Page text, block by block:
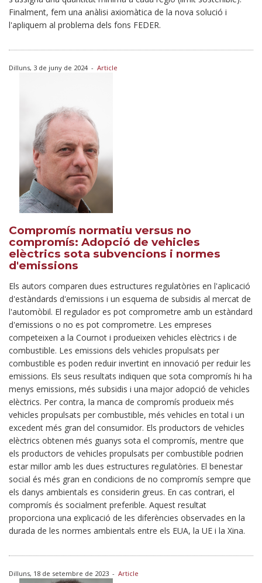
Finalment, fem una anàlisi axiomàtica de la nova solució i
l'apliquem al problema dels fons FEDER.
Dilluns, 3 de juny de 2024- Article
Compromís normatiu versus no
compromís: Adopció de vehicles
elèctrics sota subvencions i normes
d'emissions
Els autors comparen dues estructures regulatòries en l'aplicació
d'estàndards d'emissions i un esquema de subsidis al mercat de
l'automòbil. El regulador es pot comprometre amb un estàndard
d'emissions o no es pot comprometre. Les empreses
competeixen a la Cournot i produeixen vehicles elèctrics i de
combustible. Les emissions dels vehicles propulsats per
combustible es poden reduir invertint en innovació per reduir les
emissions. Els seus resultats indiquen que sota compromís hi ha
menys emissions, més subsidis i una major adopció de vehicles
elèctrics. Per contra, la manca de compromís produeix més
vehicles propulsats per combustible, més vehicles en total i un
excedent més gran del consumidor. Els productors de vehicles
elèctrics obtenen més guanys sota el compromís, mentre que
els productors de vehicles propulsats per combustible podrien
estar millor amb les dues estructures regulatòries. El benestar
social és més gran en condicions de no compromís sempre que
els danys ambientals es considerin greus. En cas contrari, el
compromís és socialment preferible. Aquest resultat
proporciona una explicació de les diferències observades en la
durada de les normes ambientals entre els EUA, la UE i la Xina.
Dilluns, 18 de setembre de 2023 - Article